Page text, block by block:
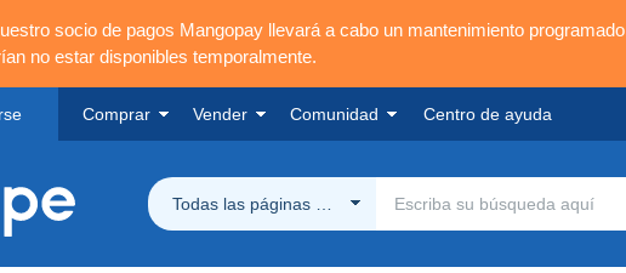
socio de pagos Mangopay llevará a cabo un mantenimiento programado
no estar disponibles temporalmente.
Comprar Vender Comunidad Centro de ayuda
Todas las páginas Delcampe